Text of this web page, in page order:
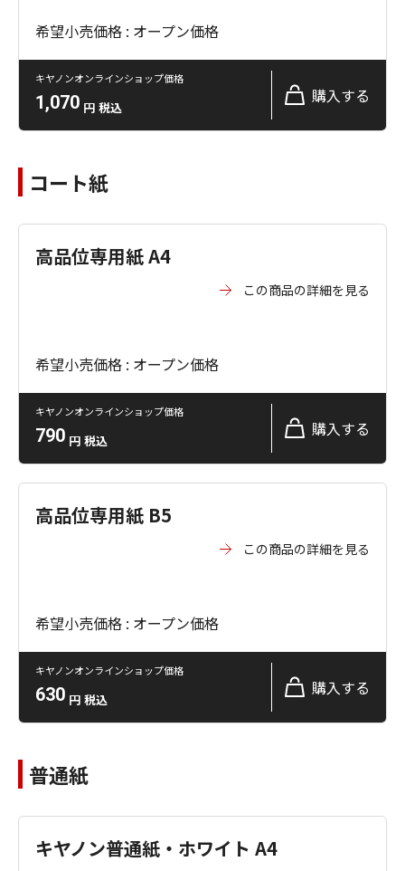
希望小売価格 : オープン価格
キヤノンオンラインショップ価格
1,070 円 税込
購入する
コート紙
高品位専用紙 A4
この商品の詳細を見る
希望小売価格 : オープン価格
キヤノンオンラインショップ価格
790 円 税込
購入する
高品位専用紙 B5
この商品の詳細を見る
希望小売価格 : オープン価格
キヤノンオンラインショップ価格
630 円 税込
購入する
普通紙
キヤノン普通紙・ホワイト A4